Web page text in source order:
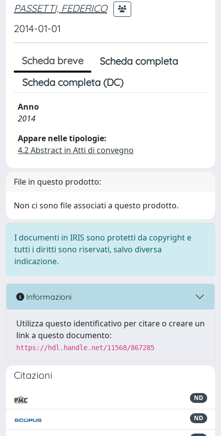
PASSETTI, FEDERICO
2014-01-01
Scheda breve
Scheda completa
Scheda completa (DC)
Anno
2014
Appare nelle tipologie:
4.2 Abstract in Atti di convegno
File in questo prodotto:
Non ci sono file associati a questo prodotto.
I documenti in IRIS sono protetti da copyright e
tutti i diritti sono riservati, salvo diversa
indicazione.
Informazioni
Utilizza questo identificativo per citare o creare un
link a questo documento:
https://hdl.handle.net/11568/867285
Citazioni
ND
ND